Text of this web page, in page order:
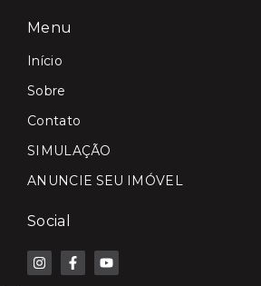
Menu
Início
Sobre
Contato
SIMULAÇÃO
ANUNCIE SEU IMÓVEL
Social